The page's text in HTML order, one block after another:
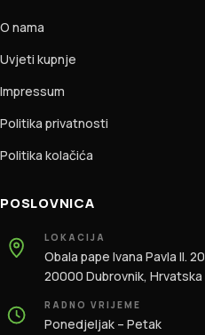
O nama
Uvjeti kupnje
Impressum
Politika privatnosti
Politika kolačića
POSLOVNICA
LOKACIJA
Obala pape Ivana Pavla II. 20
20000 Dubrovnik, Hrvatska
RADNO VRIJEME
Ponedjeljak – Petak